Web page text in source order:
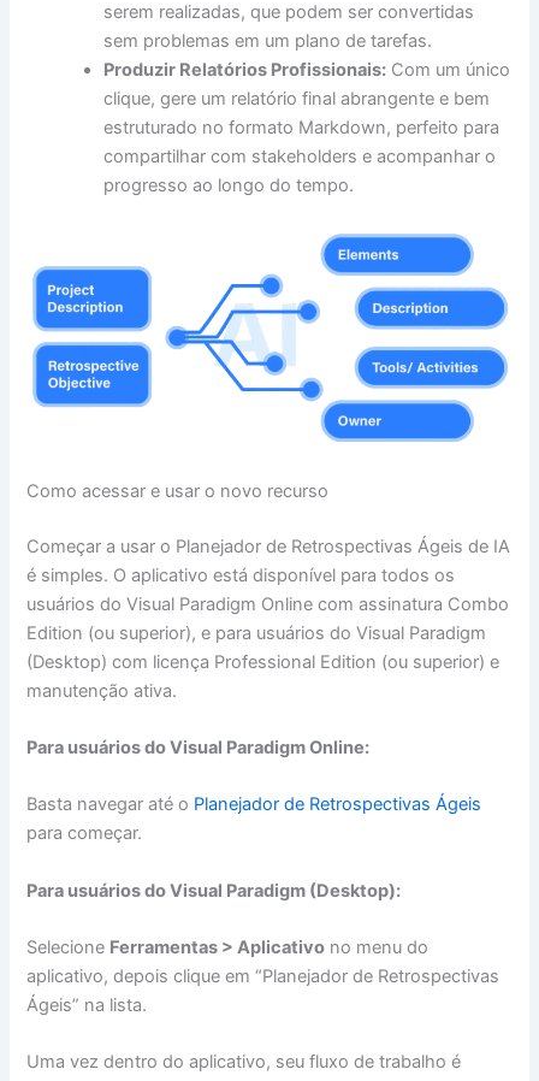
serem realizadas, que podem ser convertidas
sem problemas em um plano de tarefas.
Produzir Relatórios Profissionais: Com um único
clique, gere um relatório final abrangente e bem
estruturado no formato Markdown, perfeito para
compartilhar com stakeholders e acompanhar o
progresso ao longo do tempo.
Como acessar e usar o novo recurso
Começar a usar o Planejador de Retrospectivas Ágeis de IA
é simples. O aplicativo está disponível para todos os
usuários do Visual Paradigm Online com assinatura Combo
Edition (ou superior), e para usuários do Visual Paradigm
(Desktop) com licença Professional Edition (ou superior) e
manutenção ativa.
Para usuários do Visual Paradigm Online:
Basta navegar até o Planejador de Retrospectivas Ágeis
para começar.
Para usuários do Visual Paradigm (Desktop):
Selecione Ferramentas > Aplicativo no menu do
aplicativo, depois clique em “Planejador de Retrospectivas
Ágeis” na lista.
Uma vez dentro do aplicativo, seu fluxo de trabalho é